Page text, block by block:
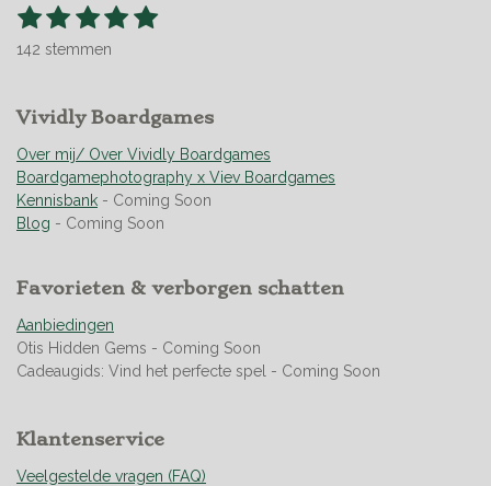
R
n
g
:
4
.
9
7
0
4
2
3
2
1
s
r
2
s
r
r
e
n
3
s
r
r
e
n
4
s
r
r
e
n
5
r
r
e
n
S
n
142 stemmen
Vividly Boardgames
Over mij/ Over Vividly Boardgames
Boardgamephotography x Viev Boardgames
Kennisbank - Coming Soon
Blog - Coming Soon
Favorieten & verborgen schatten
Aanbiedingen
Otis Hidden Gems - Coming Soon
Cadeaugids: Vind het perfecte spel - Coming Soon
Klantenservice
Veelgestelde vragen (FAQ)